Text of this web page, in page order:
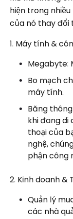
hiện trong
của nó thay đổi
1. Máy tính &
Megabyte:
Bo mạch
máy tính.
Băng
khi đang di
thoại của
nghệ,
phận công
2. Kinh doanh &
Quản lý
các nhà